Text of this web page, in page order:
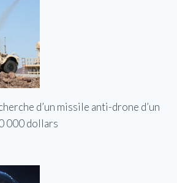
d’un missile anti-drone d’un
000 dollars